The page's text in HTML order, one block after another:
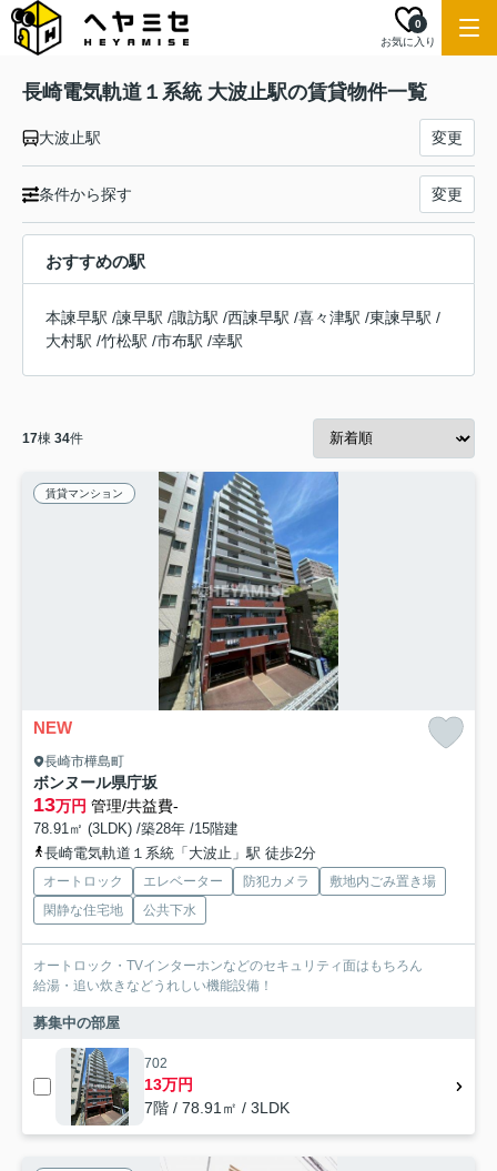
お気に入り
0
長崎電気軌道１系統 大波止駅の賃貸物件一覧
大波止駅 変更
条件から探す 変更
おすすめの駅
本諫早駅 /諫早駅 /諏訪駅 /西諫早駅 /喜々津駅 /東諫早駅 /
大村駅 /竹松駅 /市布駅 /幸駅
17棟 34件
賃貸マンション
NEW
長崎市樺島町
ボンヌール県庁坂
13万円 管理/共益費-
78.91㎡ (3LDK) /築28年 /15階建
長崎電気軌道１系統「大波止」駅 徒歩2分
オートロック エレベーター 防犯カメラ
敷地内ごみ置き場
閑静な住宅地
公共下水
オートロック・TVインターホンなどのセキュリティ面はもちろん
給湯・追い炊きなどうれしい機能設備！
募集中の部屋
702
13万円
7階 / 78.91㎡ / 3LDK